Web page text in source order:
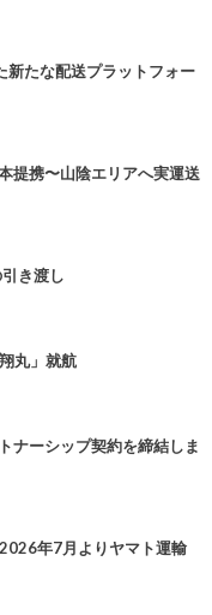
たな配送プラットフォー
提携〜山陰エリアへ実運送
き渡し
丸」就航
ナーシップ契約を締結しま
年7月よりヤマト運輸